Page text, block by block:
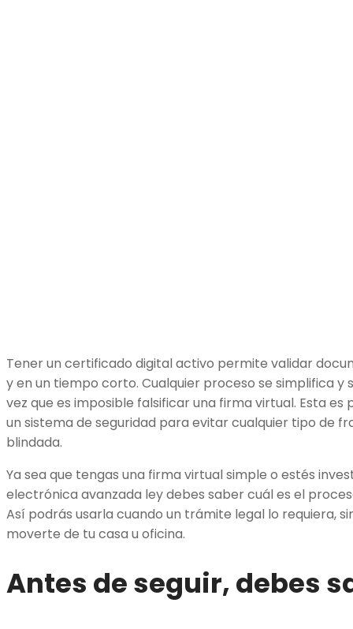
Tener un certificado digital activo permite validar
y en un tiempo corto. Cualquier proceso se simplifica y
vez que es imposible falsificar una firma virtual. Esta
un sistema de seguridad para evitar cualquier tipo de
blindada.
Ya sea que tengas una firma virtual simple o estés
electrónica avanzada ley debes saber cuál es el
Así podrás usarla cuando un trámite legal lo requiera,
moverte de tu casa u oficina.
Antes de seguir, debes